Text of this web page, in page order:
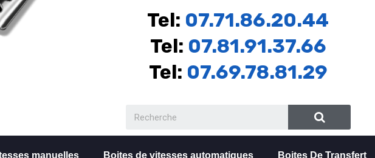
Tel: 07.71.86.20.44
Tel: 07.81.91.37.66
Tel: 07.69.78.81.29
manuelles Boites de vitesses automatiques Boites De Transfert